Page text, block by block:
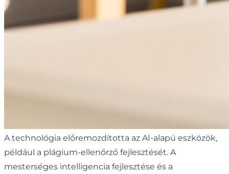
A technológia előremozdította az AI-alapú eszközök,
például a plágium-ellenőrző fejlesztését. A
mesterséges intelligencia fejlesztése és a